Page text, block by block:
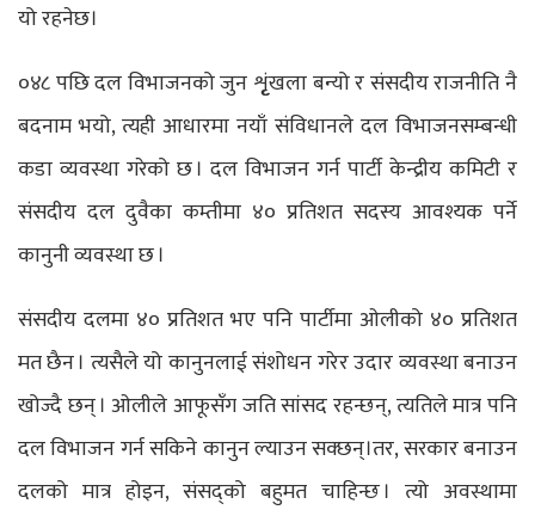
यो रहनेछ।
०४८ पछि दल विभाजनको जुन शृृंखला बन्यो र संसदीय राजनीति नै
बदनाम भयो, त्यही आधारमा नयाँ संविधानले दल विभाजनसम्बन्धी
कडा व्यवस्था गरेको छ । दल विभाजन गर्न पार्टी केन्द्रीय कमिटी र
संसदीय दल दुवैका कम्तीमा ४० प्रतिशत सदस्य आवश्यक पर्ने
कानुनी व्यवस्था छ ।
संसदीय दलमा ४० प्रतिशत भए पनि पार्टीमा ओलीको ४० प्रतिशत
मत छैन । त्यसैले यो कानुनलाई संशोधन गरेर उदार व्यवस्था बनाउन
खोज्दै छन् । ओलीले आफूसँग जति सांसद रहन्छन्, त्यतिले मात्र पनि
दल विभाजन गर्न सकिने कानुन ल्याउन सक्छन्।तर, सरकार बनाउन
दलको मात्र होइन, संसद्को बहुमत चाहिन्छ । त्यो अवस्थामा